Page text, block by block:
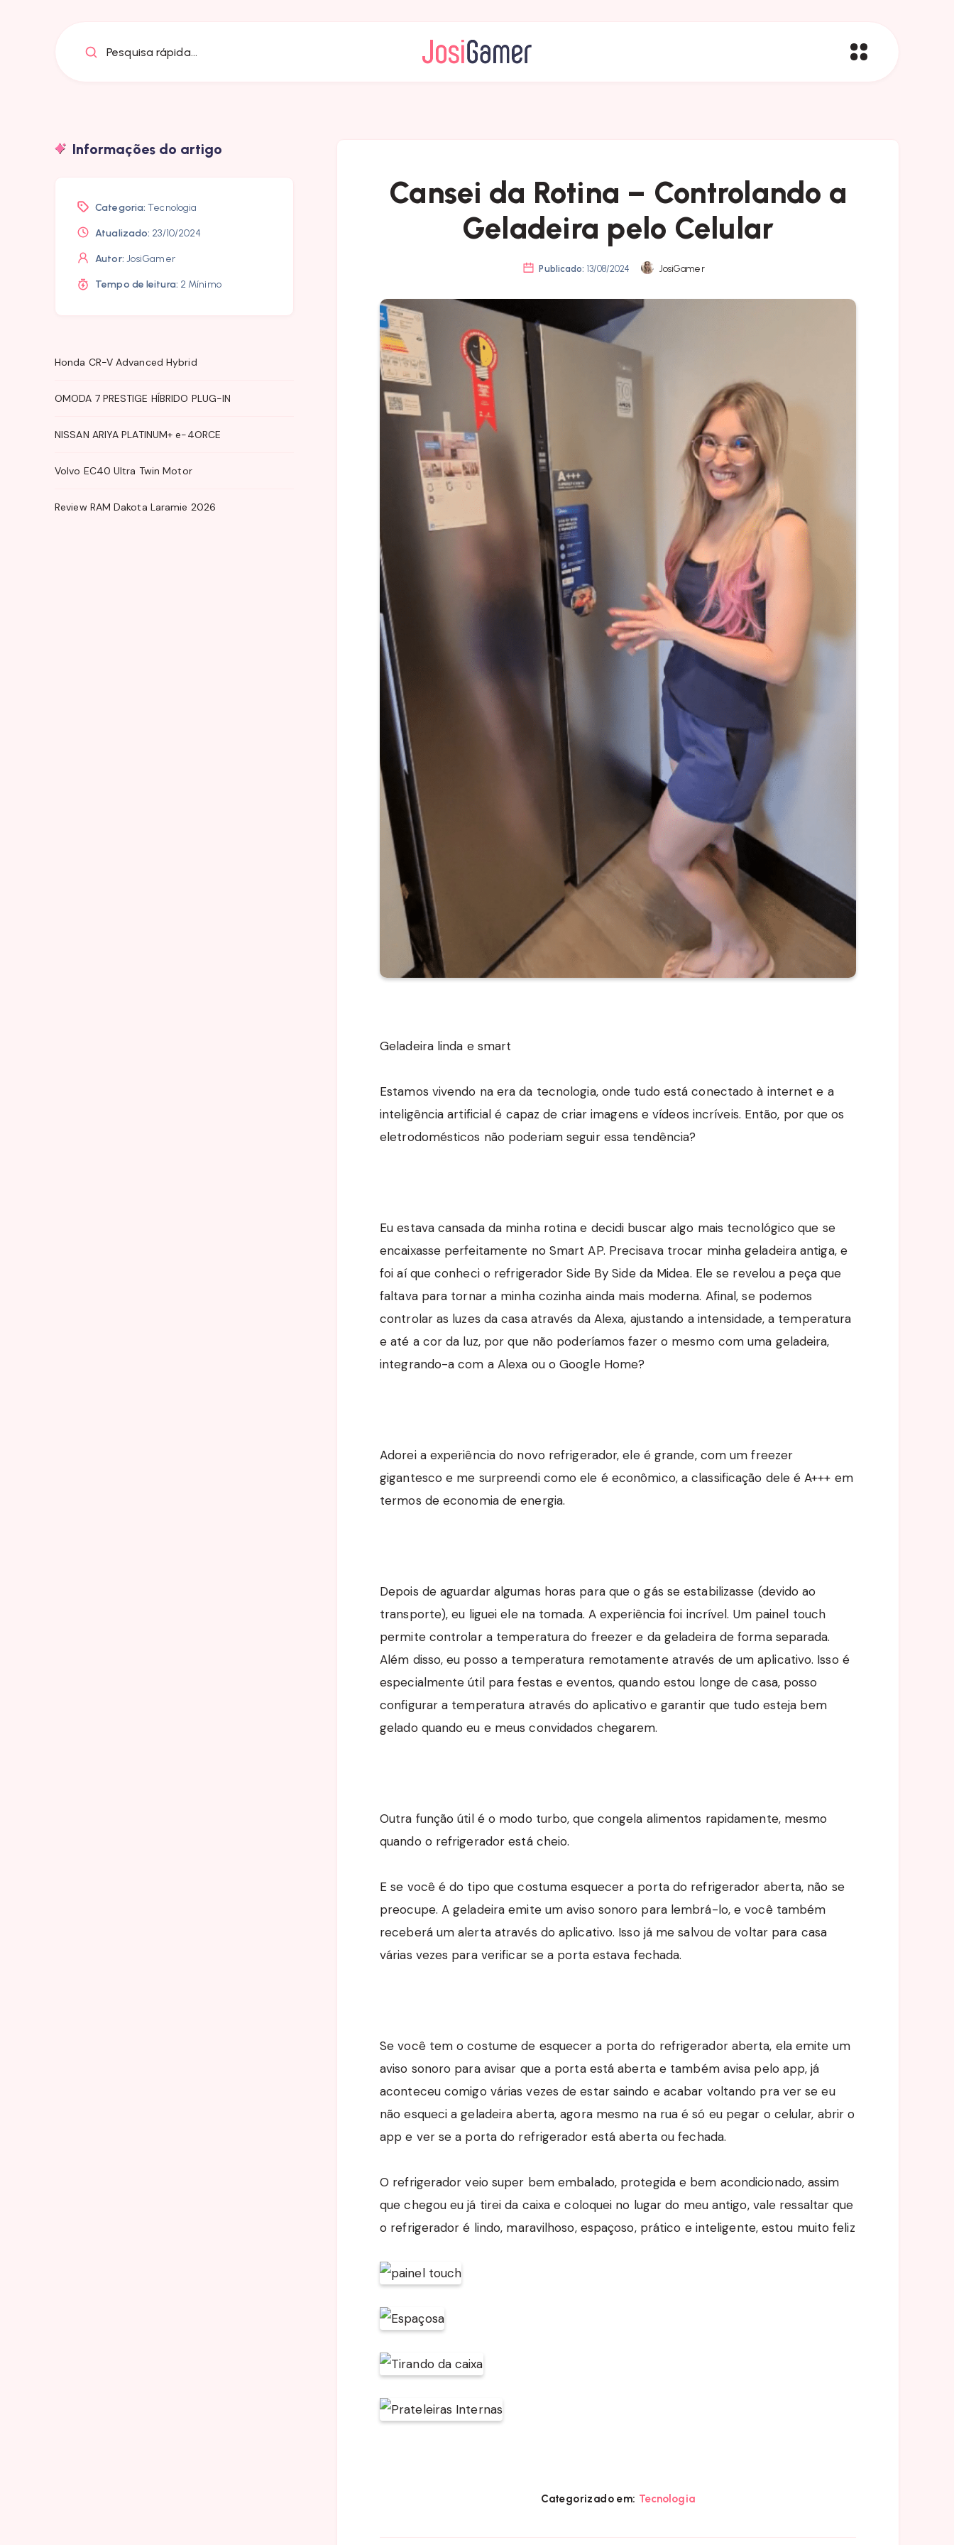
Pesquisa rápida...
Cansei da Rotina – Controlando a
Geladeira pelo Celular
Publicado: 13/08/2024 JosiGamer
Geladeira linda e smart
Estamos vivendo na era da tecnologia, onde tudo está conectado à internet e a
inteligência artificial é capaz de criar imagens e vídeos incríveis. Então, por que os
eletrodomésticos não poderiam seguir essa tendência?
Eu estava cansada da minha rotina e decidi buscar algo mais tecnológico que se
encaixasse perfeitamente no Smart AP. Precisava trocar minha geladeira antiga, e
foi aí que conheci o refrigerador Side By Side da Midea. Ele se revelou a peça que
faltava para tornar a minha cozinha ainda mais moderna. Afinal, se podemos
controlar as luzes da casa através da Alexa, ajustando a intensidade, a temperatura
e até a cor da luz, por que não poderíamos fazer o mesmo com uma geladeira,
integrando-a com a Alexa ou o Google Home?
Adorei a experiência do novo refrigerador, ele é grande, com um freezer
gigantesco e me surpreendi como ele é econômico, a classificação dele é A+++ em
termos de economia de energia.
Depois de aguardar algumas horas para que o gás se estabilizasse (devido ao
transporte), eu liguei ele na tomada. A experiência foi incrível. Um painel touch
permite controlar a temperatura do freezer e da geladeira de forma separada.
Além disso, eu posso a temperatura remotamente através de um aplicativo. Isso é
especialmente útil para festas e eventos, quando estou longe de casa, posso
configurar a temperatura através do aplicativo e garantir que tudo esteja bem
gelado quando eu e meus convidados chegarem.
Outra função útil é o modo turbo, que congela alimentos rapidamente, mesmo
quando o refrigerador está cheio.
E se você é do tipo que costuma esquecer a porta do refrigerador aberta, não se
preocupe. A geladeira emite um aviso sonoro para lembrá-lo, e você também
receberá um alerta através do aplicativo. Isso já me salvou de voltar para casa
várias vezes para verificar se a porta estava fechada.
Se você tem o costume de esquecer a porta do refrigerador aberta, ela emite um
aviso sonoro para avisar que a porta está aberta e também avisa pelo app, já
aconteceu comigo várias vezes de estar saindo e acabar voltando pra ver se eu
não esqueci a geladeira aberta, agora mesmo na rua é só eu pegar o celular, abrir o
app e ver se a porta do refrigerador está aberta ou fechada.
O refrigerador veio super bem embalado, protegida e bem acondicionado, assim
que chegou eu já tirei da caixa e coloquei no lugar do meu antigo, vale ressaltar que
o refrigerador é lindo, maravilhoso, espaçoso, prático e inteligente, estou muito feliz
Categorizado em: Tecnologia
Informações do artigo
Categoria: Tecnologia
Atualizado: 23/10/2024
Autor: JosiGamer
Tempo de leitura: 2 Mínimo
Honda CR-V Advanced Hybrid
OMODA 7 PRESTIGE HÍBRIDO PLUG-IN
NISSAN ARIYA PLATINUM+ e-4ORCE
Volvo EC40 Ultra Twin Motor
Review RAM Dakota Laramie 2026